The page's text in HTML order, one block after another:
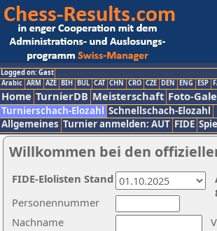
Logged on: Gast
Arabic ARM AZE BIH BUL CAT CHN CRO CZE DEN ENG ESP
Home TurnierDB Meisterschaft Foto-
Turnierschach-Elozahl Schnellschach-Elozahl
Allgemeines Turnier anmelden: AUT FIDE
Willkommen bei den
Nachname
Personennummer
FIDE-Elolisten Stand